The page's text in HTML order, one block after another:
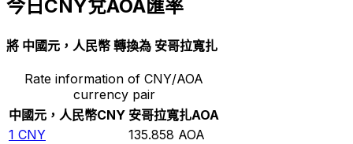
今日CNY兌AOA匯率
將 中國元，人民幣 轉換為 安哥拉寬扎
Rate information of CNY/AOA
currency pair
中國元，人民幣CNY 安哥拉寬扎AOA
1 CNY 135.858 AOA